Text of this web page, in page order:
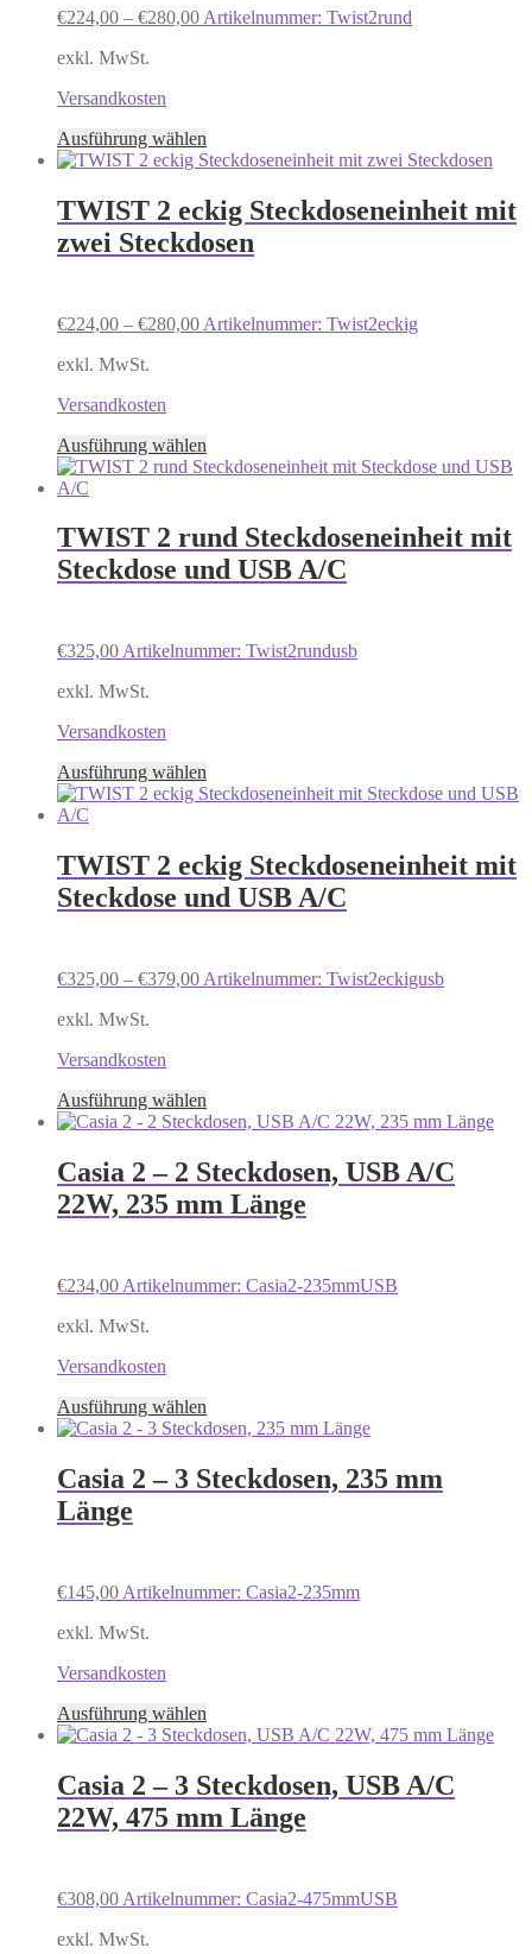
€224,00 – €280,00 Artikelnummer: Twist2rund
exkl. MwSt.
Versandkosten
Ausführung wählen
Produkt
mehrere
Varianten
auf.
auf
TWIST 2 eckig Steckdoseneinheit mit
zwei Steckdosen
€224,00 – €280,00 Artikelnummer: Twist2eckig
exkl. MwSt.
Versandkosten
Ausführung wählen
Produkt
Varianten
auf.
Die
der
TWIST 2 rund Steckdoseneinheit mit
Steckdose und USB A/C
€325,00 Artikelnummer: Twist2rundusb
exkl. MwSt.
Versandkosten
Ausführung wählen
Produkt
Varianten
auf.
Die
der
TWIST 2 eckig Steckdoseneinheit mit
Steckdose und USB A/C
€325,00 – €379,00 Artikelnummer: Twist2eckigusb
exkl. MwSt.
Versandkosten
Ausführung wählen
Produkt
mehrere
Varianten
auf.
auf
Casia 2 – 2 Steckdosen, USB A/C
22W, 235 mm Länge
€234,00 Artikelnummer: Casia2-235mmUSB
exkl. MwSt.
Versandkosten
Ausführung wählen
Produkt
mehrere
Varianten
auf
Casia 2 – 3 Steckdosen, 235 mm
Länge
€145,00 Artikelnummer: Casia2-235mm
exkl. MwSt.
Versandkosten
Ausführung wählen
Produkt
mehrere
Varianten
auf.
auf
Casia 2 – 3 Steckdosen, USB A/C
22W, 475 mm Länge
€308,00 Artikelnummer: Casia2-475mmUSB
exkl. MwSt.